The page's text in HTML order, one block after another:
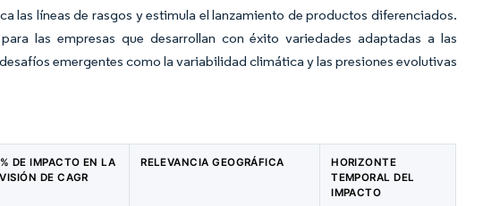
las líneas de rasgos y estimula el lanzamiento de productos diferenciados.
las empresas que desarrollan con éxito variedades adaptadas a las
emergentes como la variabilidad climática y las presiones evolutivas
DE IMPACTO EN LA
DE CAGR
RELEVANCIA GEOGRÁFICA
HORIZONTE
TEMPORAL DEL
IMPACTO